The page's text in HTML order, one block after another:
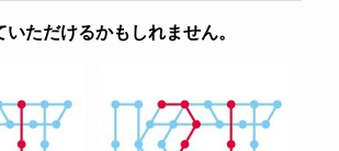
ただけるかもしれません。